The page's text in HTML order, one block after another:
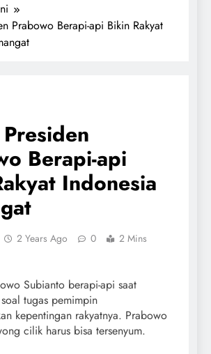
Prabowo Berapi-api Bikin Rakyat
Berapi-api
Indonesia
2 Years Ago 0 2 Mins
Subianto berapi-api saat
tugas pemimpin
kepentingan rakyatnya. Prabowo
cilik harus bisa tersenyum.